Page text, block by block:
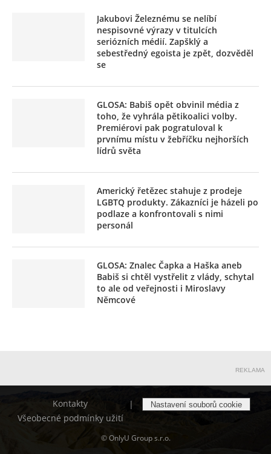
Jakubovi Železnému se nelíbí
nespisovné výrazy v titulcích
seriózních médií. Zapšklý a
sebestředný egoista je zpět, dozvěděl
se
GLOSA: Babiš opět obvinil média z
toho, že vyhrála pětikoalici volby.
Premiérovi pak pogratuloval k
prvnímu místu v žebříčku nejhorších
lídrů světa
Americký řetězec stahuje z prodeje
LGBTQ produkty. Zákazníci je házeli po
podlaze a konfrontovali s nimi
personál
GLOSA: Znalec Čapka a Haška aneb
Babiš si chtěl vystřelit z vlády, schytal
to ale od veřejnosti i Miroslavy
Němcové
REKLAMA
Kontakty
Všeobecné podmínky užití
| Nastavení souborů cookie
© OnlyU Group s.r.o.